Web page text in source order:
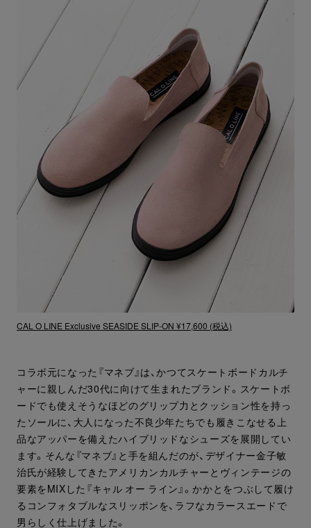
CAL O LINE Exclusive SEASIDE SLIP-ON ¥17,600 (税込)
コラボ元になった『マネブ』は、かつてスケートボードカルチ
ャーに親しんだ30代に向けて生まれたブランド。スケートボ
ードでも使えそうなほどのグリップ力とクッション性を持っ
たソールに、大人になった不良少年たちでも履きこなせる上
品なアッパーを備えたハイブリッドなシューズを展開してい
ます。そんな『マネブ』と手を組んだのが、デザイナー金子敏
治氏が経験してきたアメリカンカルチャーとヴィンテージの
要素をMIXした『キャル オー ライン』。かかとをつぶして履け
るコンフォタブルなスリッポンを、ラフなカラースエードで
男らしく仕上げました。